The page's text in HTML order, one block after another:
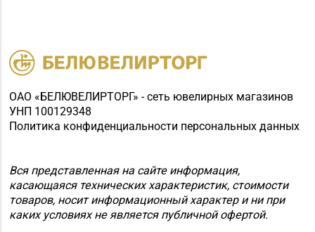
ОАО «БЕЛЮВЕЛИРТОРГ» - сеть ювелирных магазинов
УНП 100129348
Политика конфиденциальности персональных данных
Вся представленная на сайте информация,
касающаяся технических характеристик, стоимости
товаров, носит информационный характер и ни при
каких условиях не является публичной офертой.